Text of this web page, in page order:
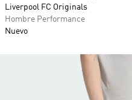
Liverpool FC Originals
Hombre Performance
Nuevo